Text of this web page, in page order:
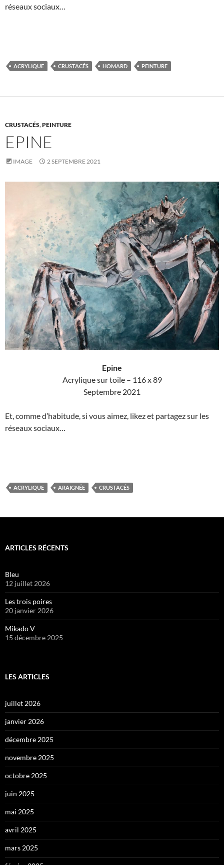
réseaux sociaux…
ACRYLIQUE CRUSTACÉS HOMARD PEINTURE
CRUSTACÉS,PEINTURE
EPINE
IMAGE 2 SEPTEMBRE 2021
Epine
Acrylique sur toile – 116 x 89
Septembre 2021
Et, comme d’habitude, si vous aimez, likez et partagez sur les
réseaux sociaux…
ACRYLIQUE ARAIGNÉE CRUSTACÉS
ARTICLES RÉCENTS
Bleu
12 juillet 2026
Les trois poires
20 janvier 2026
Mikado V
15 décembre 2025
LES ARTICLES
juillet 2026
janvier 2026
décembre 2025
novembre 2025
octobre 2025
juin 2025
mai 2025
avril 2025
mars 2025